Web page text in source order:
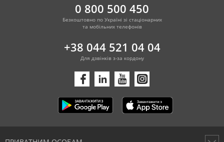
0 800 500 450
Безкоштовно по Україні зі стаціонарних
та мобільних телефонів
+38 044 521 04 04
Для дзвінків з-за кордону